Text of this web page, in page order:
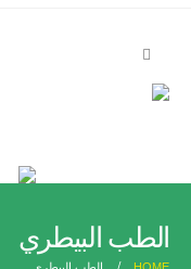
الطب البيطري
HOME الطب البيطري